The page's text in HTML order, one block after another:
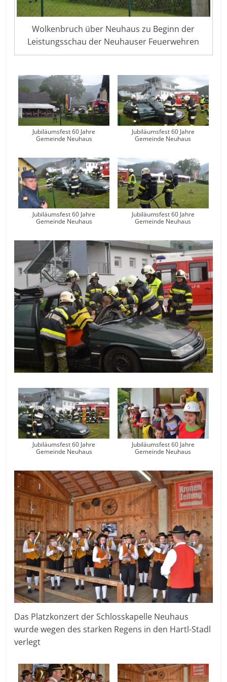
Wolkenbruch über Neuhaus zu Beginn der
Leistungsschau der Neuhauser Feuerwehren
Jubiläumsfest 60 Jahre
Gemeinde Neuhaus
Jubiläumsfest 60 Jahre
Gemeinde Neuhaus
Jubiläumsfest 60 Jahre
Gemeinde Neuhaus
Jubiläumsfest 60 Jahre
Gemeinde Neuhaus
Jubiläumsfest 60 Jahre
Gemeinde Neuhaus
Jubiläumsfest 60 Jahre
Gemeinde Neuhaus
Das Platzkonzert der Schlosskapelle Neuhaus
wurde wegen des starken Regens in den Hartl-Stadl
verlegt